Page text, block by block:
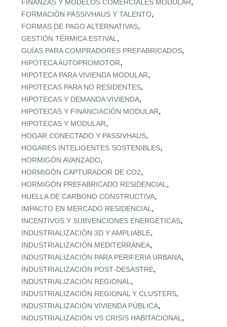
FINANZAS Y MODELOS COMERCIALES MODULAR,
FORMACIÓN PASSIVHAUS Y TALENTO,
FORMAS DE PAGO ALTERNATIVAS,
GESTIÓN TÉRMICA ESTIVAL ,
GUÍAS PARA COMPRADORES PREFABRICADOS,
HIPOTECA AUTOPROMOTOR,
HIPOTECA PARA VIVIENDA MODULAR,
HIPOTECAS PARA NO RESIDENTES,
HIPOTECAS Y DEMANDA VIVIENDA,
HIPOTECAS Y FINANCIACIÓN MODULAR,
HIPOTECAS Y MODULAR,
HOGAR CONECTADO Y PASSIVHAUS,
HOGARES INTELIGENTES SOSTENIBLES,
HORMIGÓN AVANZADO,
HORMIGÓN CAPTURADOR DE CO2,
HORMIGÓN PREFABRICADO RESIDENCIAL ,
HUELLA DE CARBONO CONSTRUCTIVA,
IMPACTO EN MERCADO RESIDENCIAL ,
INCENTIVOS Y SUBVENCIONES ENERGÉTICAS,
INDUSTRIALIZACIÓN 3D Y AMPLIABLE,
INDUSTRIALIZACIÓN MEDITERRÁNEA,
INDUSTRIALIZACIÓN PARA PERIFERIA URBANA,
INDUSTRIALIZACIÓN POST‑DESASTRE,
INDUSTRIALIZACIÓN REGIONAL ,
INDUSTRIALIZACIÓN REGIONAL Y CLUSTERS,
INDUSTRIALIZACIÓN VIVIENDA PÚBLICA,
INDUSTRIALIZACIÓN VS CRISIS HABITACIONAL ,